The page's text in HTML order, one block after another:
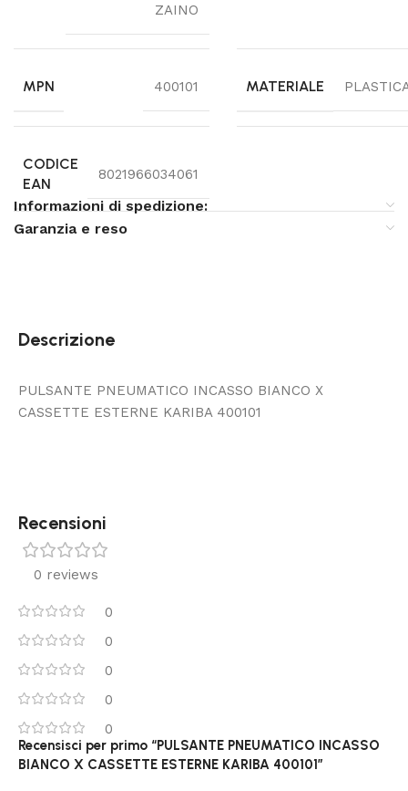
ZAINO
MPN 400101 MATERIALE
CODICE
EAN
8021966034061
Informazioni di spedizione:
Garanzia e reso
Descrizione
PULSANTE PNEUMATICO INCASSO BIANCO X
CASSETTE ESTERNE KARIBA 400101
Recensioni
0 reviews
0
0
0
0
0
Recensisci per primo “PULSANTE PNEUMATICO INCASSO
BIANCO X CASSETTE ESTERNE KARIBA 400101”